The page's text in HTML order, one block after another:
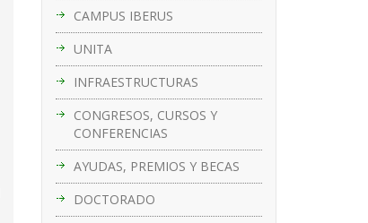
CAMPUS IBERUS
UNITA
INFRAESTRUCTURAS
CONGRESOS, CURSOS Y
CONFERENCIAS
AYUDAS, PREMIOS Y BECAS
DOCTORADO